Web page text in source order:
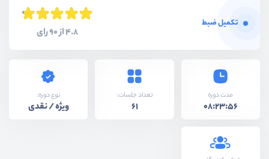
تکمیل ضبط
4.8 از 90 رای
مدت دوره
08:23:56
تعداد جلسات:
61
نوع دوره:
ویژه / نقدی